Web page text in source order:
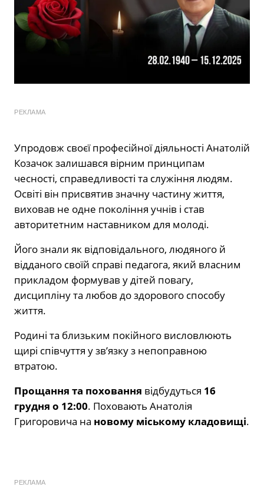
РЕКЛАМА
Упродовж своєї професійної діяльності Анатолій
Козачок залишався вірним принципам
чесності, справедливості та служіння людям.
Освіті він присвятив значну частину життя,
виховав не одне покоління учнів і став
авторитетним наставником для молоді.
Його знали як відповідального, людяного й
відданого своїй справі педагога, який власним
прикладом формував у дітей повагу,
дисципліну та любов до здорового способу
життя.
Родині та близьким покійного висловлюють
щирі співчуття у зв’язку з непоправною
втратою.
Прощання та поховання відбудуться 16
грудня о 12:00. Поховають Анатолія
Григоровича на новому міському кладовищі.
РЕКЛАМА